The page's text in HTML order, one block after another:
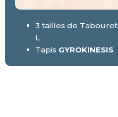
3 tailles de Tabouret
L
Tapis GYROKINESIS